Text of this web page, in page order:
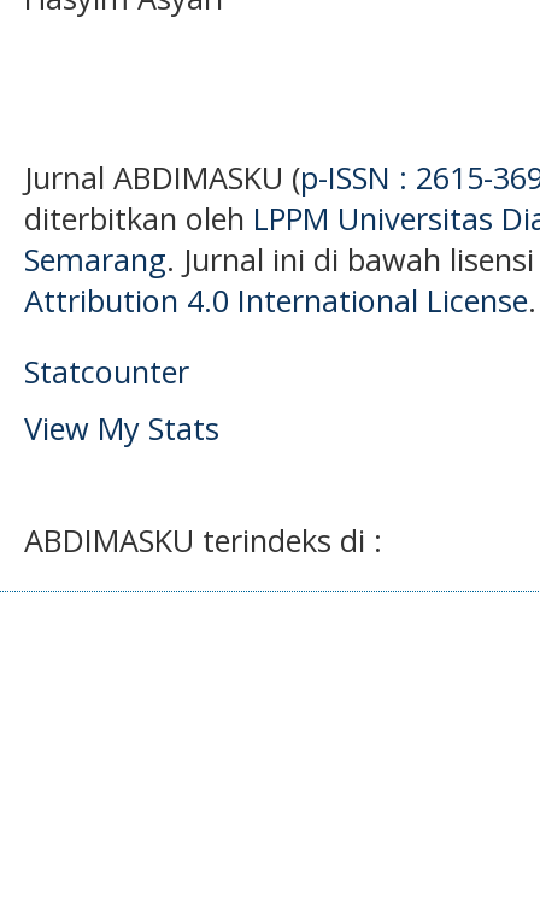
Jurnal ABDIMASKU (p-ISSN : 2615-
diterbitkan oleh LPPM Universitas
Semarang. Jurnal ini di bawah
Attribution 4.0 International License.
Statcounter
View My Stats
ABDIMASKU terindeks di :